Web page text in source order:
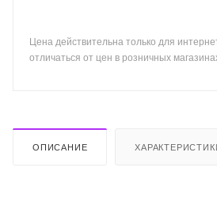
Цена действительна только для
отличаться от цен в розничных
ОПИСАНИЕ